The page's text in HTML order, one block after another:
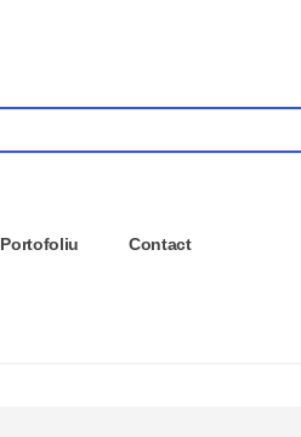
Portofoliu Contact